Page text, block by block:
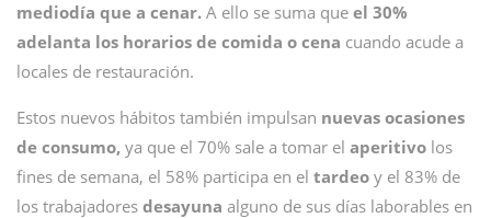
mediodía que a cenar. A ello se suma que el 30%
adelanta los horarios de comida o cena cuando acude a
locales de restauración.
Estos nuevos hábitos también impulsan nuevas ocasiones
de consumo, ya que el 70% sale a tomar el aperitivo los
fines de semana, el 58% participa en el tardeo y el 83% de
los trabajadores desayuna alguno de sus días laborables en